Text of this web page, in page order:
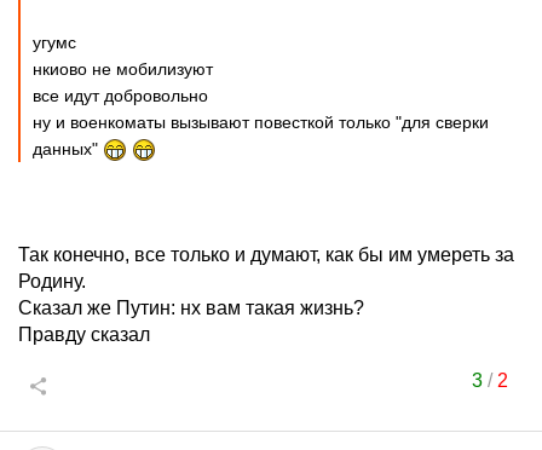
угумс
нкиово не мобилизуют
все идут добровольно
ну и военкоматы вызывают повесткой только "для сверки
данных"
Так конечно, все только и думают, как бы им умереть за
Родину.
Сказал же Путин: нх вам такая жизнь?
Правду сказал
3/ 2